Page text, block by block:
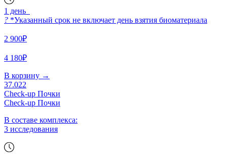
1 день
? *Указанный срок не включает день взятия биоматериала
2 900₽
4 180₽
В корзину →
37.022
Check-up Почки
Check-up Почки
В составе комплекса:
3 исследования